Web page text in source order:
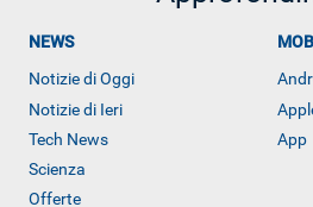
NEWS
Notizie di Oggi
Notizie di Ieri
Tech News
Scienza
Offerte
App